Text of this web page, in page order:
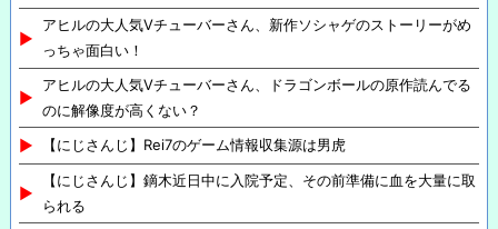
アヒルの大人気Vチューバーさん、新作ソシャゲのストーリーがめ
っちゃ面白い！
アヒルの大人気Vチューバーさん、ドラゴンボールの原作読んでる
のに解像度が高くない？
【にじさんじ】Rei7のゲーム情報収集源は男虎
【にじさんじ】鏑木近日中に入院予定、その前準備に血を大量に取
られる